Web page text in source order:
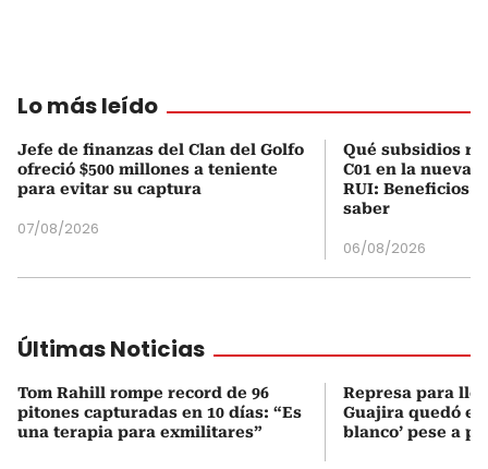
Lo más leído
Jefe de finanzas del Clan del Golfo
ofreció $500 millones a teniente
para evitar su captura
07/08/2026
Qué subsidios
C01 en la nueva
RUI: Beneficios
saber
06/08/2026
Últimas Noticias
Tom Rahill rompe record de 96
pitones capturadas en 10 días: “Es
una terapia para exmilitares”
Represa para
Guajira quedó en
blanco’ pese a